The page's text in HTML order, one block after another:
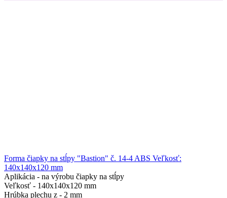
Forma čiapky na stĺpy "Bastion" č. 14-4 ABS Veľkosť:
140x140x120 mm
Aplikácia - na výrobu čiapky na stĺpy
Veľkosť - 140x140x120 mm
Hrúbka plechu z - 2 mm